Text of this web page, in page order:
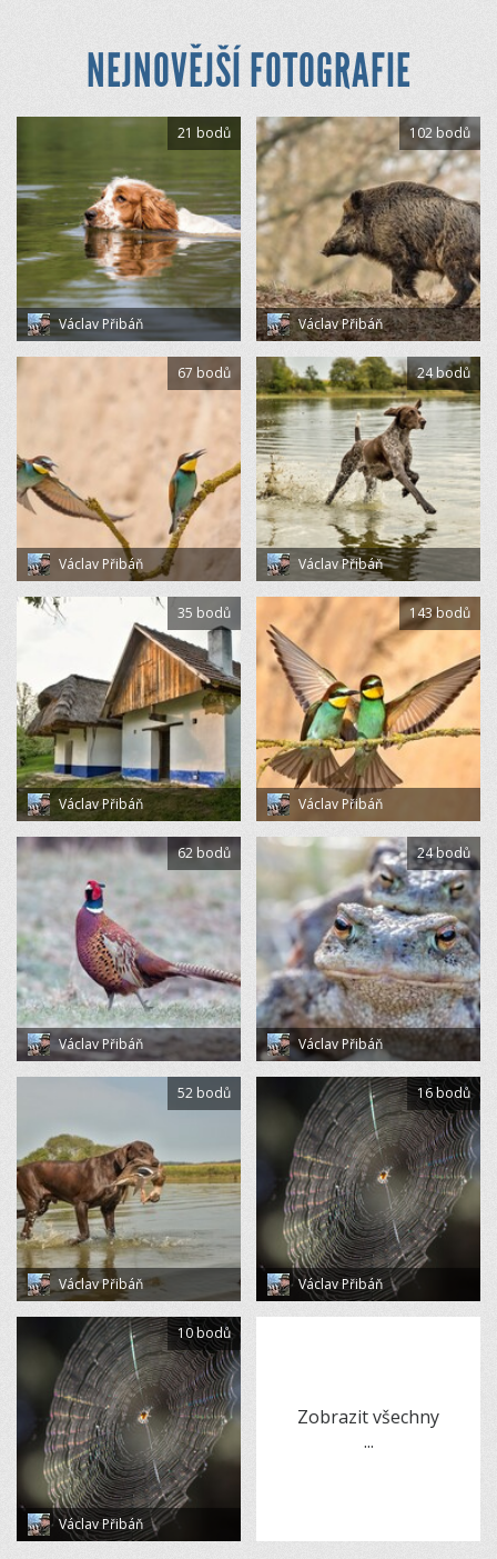
NEJNOVĚJŠÍ FOTOGRAFIE
Václav Přibáň
21 bodů
Václav Přibáň
102 bodů
Václav Přibáň
67 bodů
Václav Přibáň
24 bodů
Václav Přibáň
35 bodů
Václav Přibáň
143 bodů
Václav Přibáň
62 bodů
Václav Přibáň
24 bodů
Václav Přibáň
52 bodů
Václav Přibáň
16 bodů
Václav Přibáň
10 bodů
Zobrazit všechny
...